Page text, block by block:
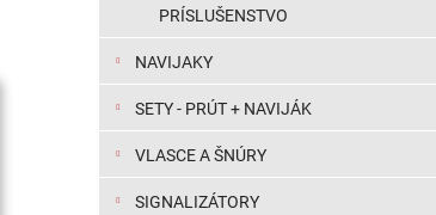
PRÍSLUŠENSTVO
NAVIJAKY
SETY - PRÚT + NAVIJÁK
VLASCE A ŠNÚRY
SIGNALIZÁTORY